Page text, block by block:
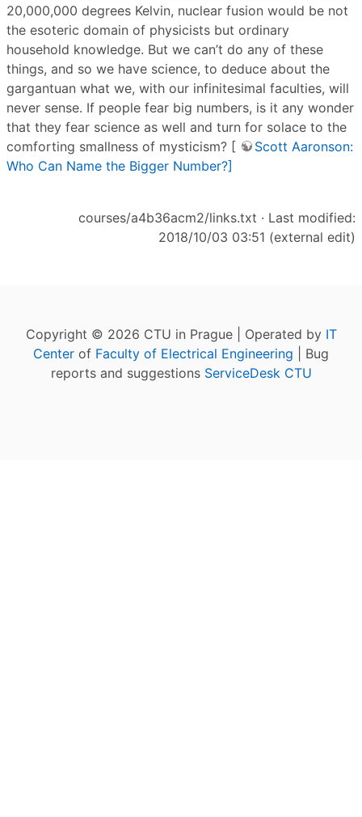
20,000,000 degrees Kelvin, nuclear fusion would be not
the esoteric domain of physicists but ordinary
household knowledge. But we can’t do any of these
things, and so we have science, to deduce about the
gargantuan what we, with our infinitesimal faculties, will
never sense. If people fear big numbers, is it any wonder
that they fear science as well and turn for solace to the
comforting smallness of mysticism? [
Scott Aaronson:
Who Can Name the Bigger Number?]
courses/a4b36acm2/links.txt · Last modified:
2018/10/03 03:51 (external edit)
Copyright © 2026 CTU in Prague | Operated by IT
Center of Faculty of Electrical Engineering | Bug
reports and suggestions ServiceDesk CTU